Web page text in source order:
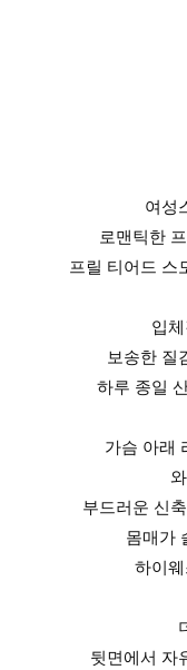
여성
로맨틱한
프릴 티어드 스
입
보송한 질
하루 종일
가슴 아래
부드러운 신
몸매가
하이
뒷면에서 자